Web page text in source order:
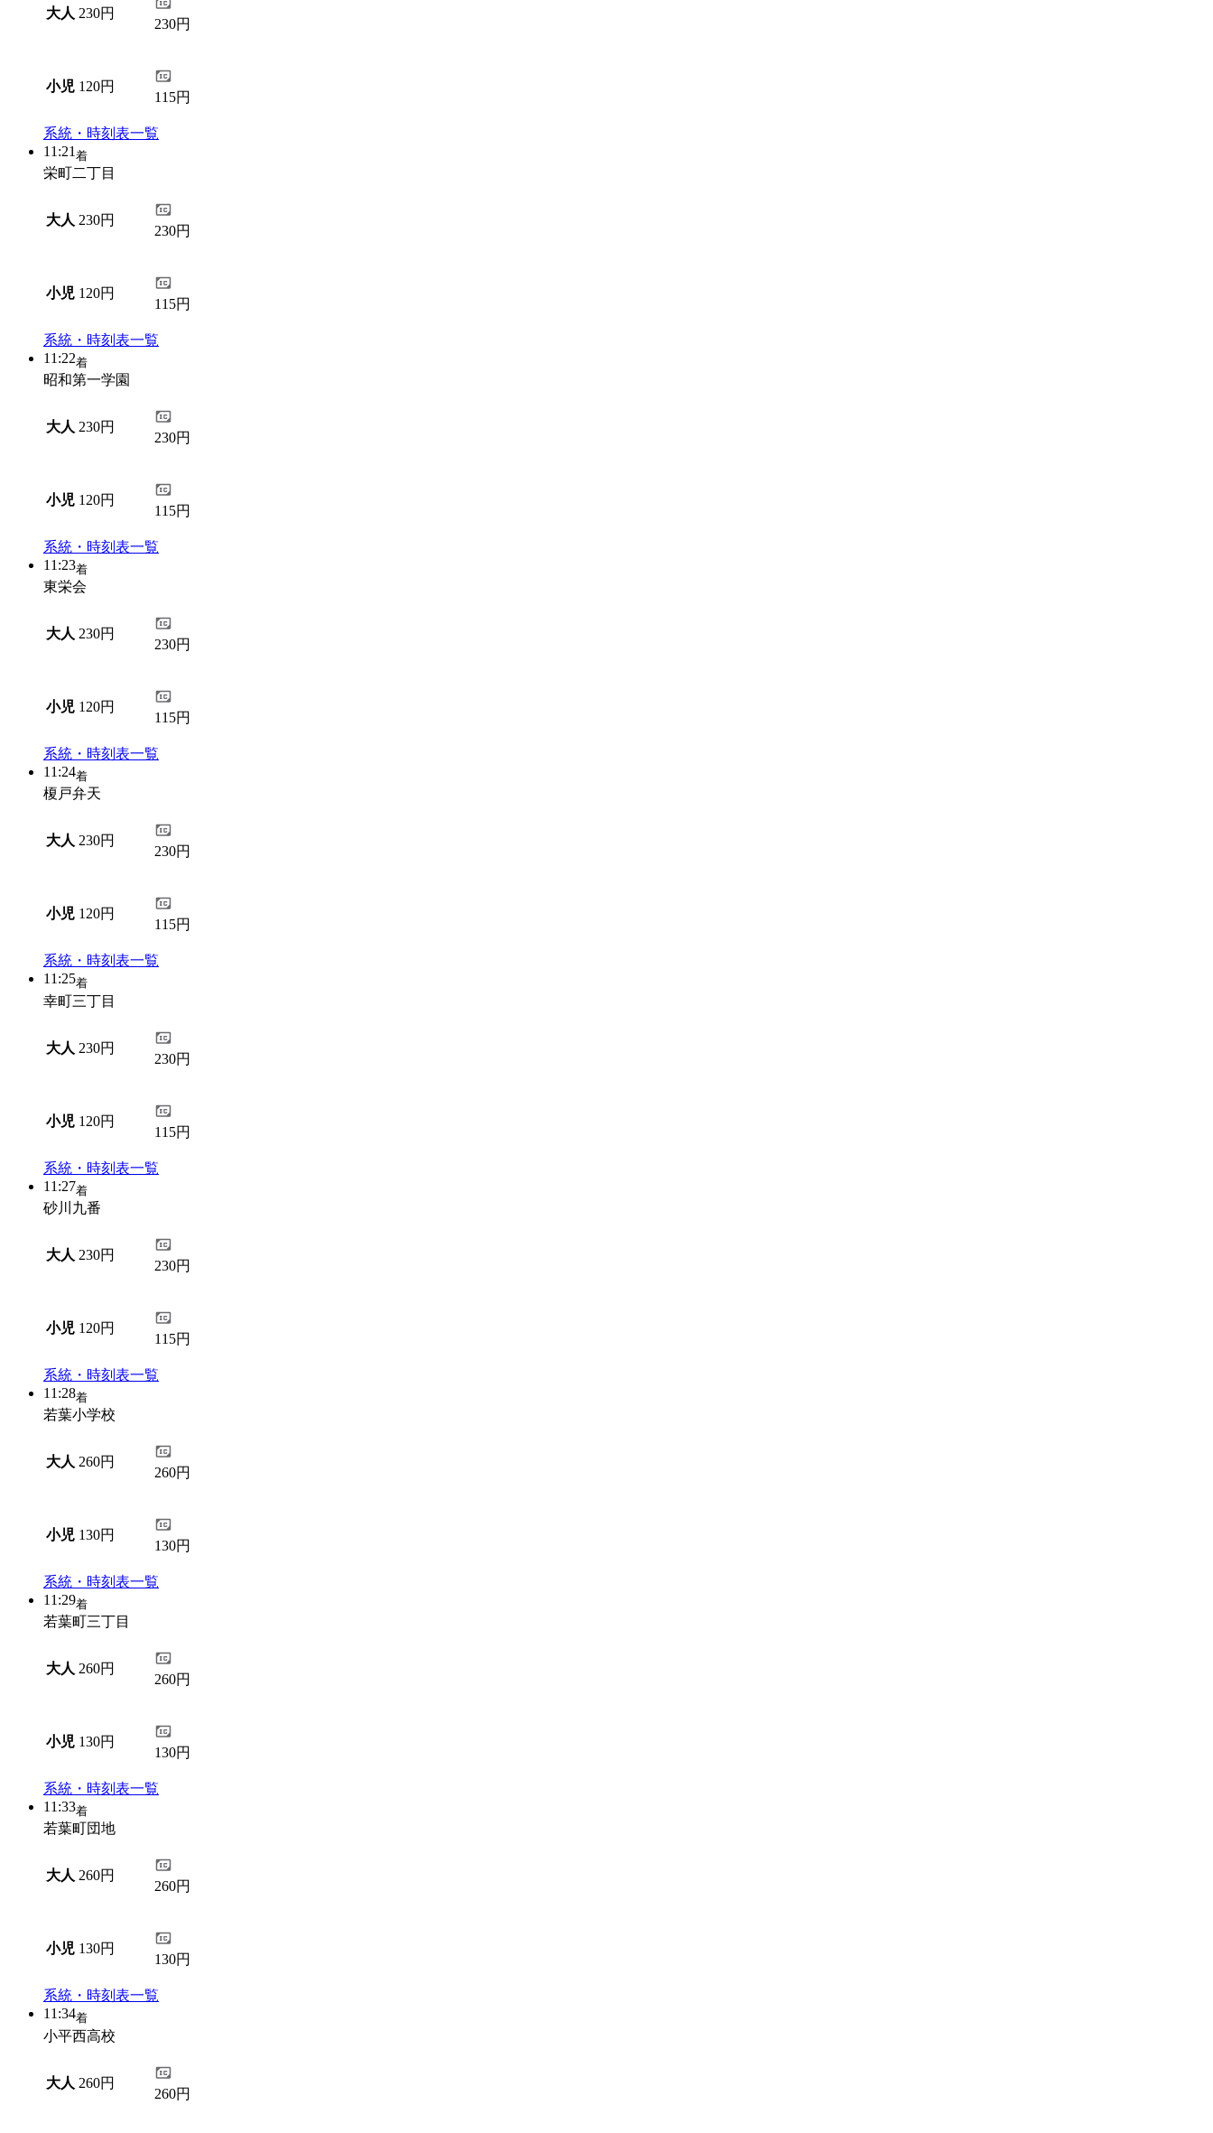
大人 230円
230円
小児 120円
115円
系統・時刻表一覧
11:21 着
栄町二丁目
大人 230円
230円
小児 120円
115円
系統・時刻表一覧
11:22着
昭和第一学園
大人 230円
230円
小児 120円
115円
系統・時刻表一覧
11:23着
東栄会
大人 230円
230円
小児 120円
115円
系統・時刻表一覧
11:24着
榎戸弁天
大人 230円
230円
小児 120円
115円
系統・時刻表一覧
11:25着
幸町三丁目
大人 230円
230円
小児 120円
115円
系統・時刻表一覧
11:27着
砂川九番
大人 230円
230円
小児 120円
115円
系統・時刻表一覧
11:28着
若葉小学校
大人 260円
260円
小児 130円
130円
系統・時刻表一覧
11:29着
若葉町三丁目
大人 260円
260円
小児 130円
130円
系統・時刻表一覧
11:33着
若葉町団地
大人 260円
260円
小児 130円
130円
系統・時刻表一覧
11:34着
小平西高校
大人 260円
260円